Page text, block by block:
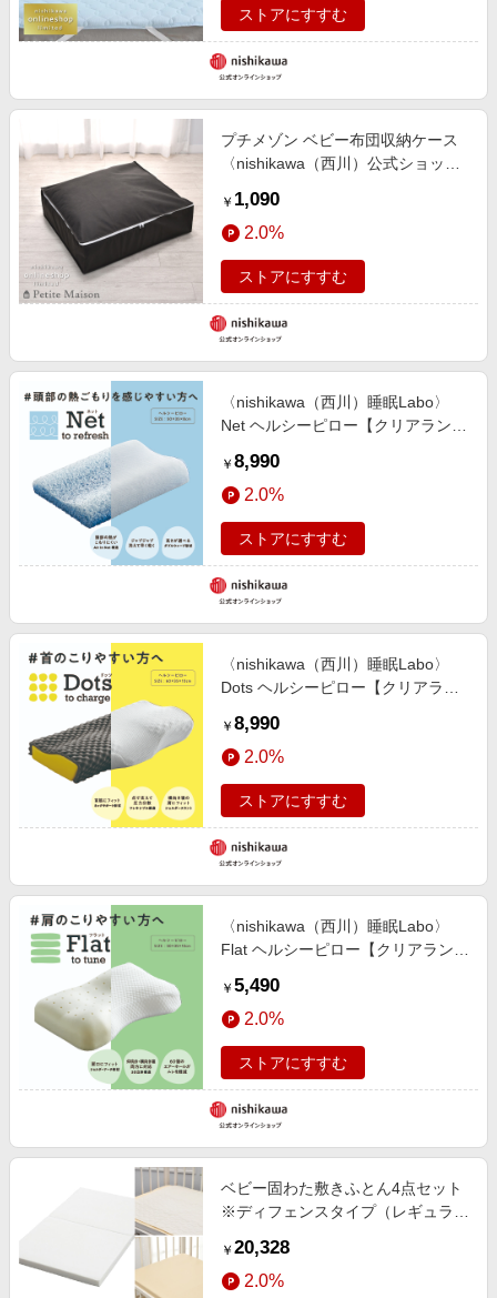
ストアにすすむ
プチメゾン ベビー布団収納ケース
〈nishikawa（西川）公式ショップ
￥ 1,090
2.0%
ストアにすすむ
〈nishikawa（西川）睡眠Labo〉
Net ヘルシーピロー【クリアランス
対応可】
￥ 8,990
2.0%
ストアにすすむ
〈nishikawa（西川）睡眠Labo〉
Dots ヘルシーピロー【クリアラン
ト対応可】
￥ 8,990
2.0%
ストアにすすむ
〈nishikawa（西川）睡眠Labo〉
Flat ヘルシーピロー【クリアランス
対応可】
￥ 5,490
2.0%
ストアにすすむ
ベビー固わた敷きふとん4点セット
※ディフェンスタイプ（レギュラー
ショップ限定〉
￥ 20,328
2.0%